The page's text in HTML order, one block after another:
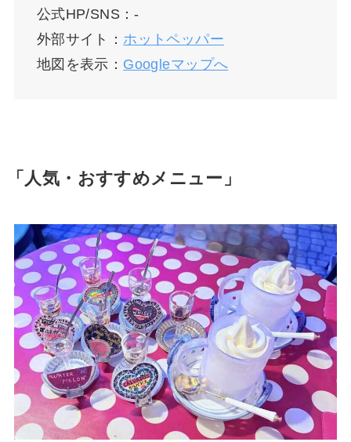
公式HP/SNS：-
外部サイト： ホットペッパー
地図を表示： Googleマップへ
「人気・おすすめメニュー」